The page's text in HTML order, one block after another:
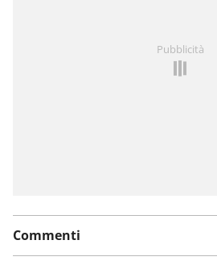
Pubblicità
Commenti